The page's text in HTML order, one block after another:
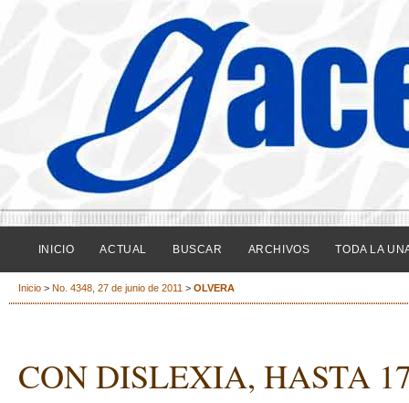
INICIO ACTUAL BUSCAR ARCHIVOS TODA LA
Inicio > No. 4348, 27 de junio de 2011 > OLVERA
CON DISLEXIA, HASTA